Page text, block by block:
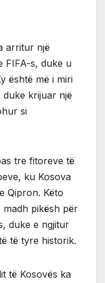
arritur një
FIFA-s, duke u
është më i miri
krijuar një
si
tre fitoreve të
ku Kosova
Qipron. Këto
pikësh për
duke e ngjitur
të tyre historik.
të Kosovës ka